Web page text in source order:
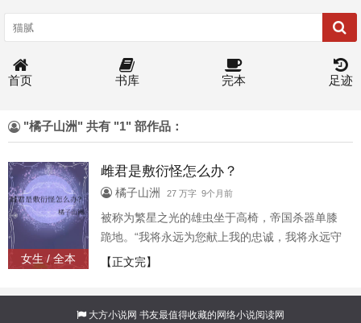
首页 书库 完本 足迹
"橘子山洲" 共有 "1" 部作品：
女生 / 全本
雌君是敷衍怪怎么办？
橘子山洲 27 万字 9个月前
被称为繁星之光的雄虫坐于高椅，帝国杀器单膝
跪地。“我将永远为您献上我的忠诚，我将永远守
护您，请您和我成婚吧。”听见这话的雄虫嗤笑了
“献上忠诚？那你的爱呢？”......恃才傲物型·黑发白
皮·小少爷雄虫 x 帝国杀器·白发黑皮·敷衍怪雌虫
【正文完】
大方小说网 书友最值得收藏的网络小说阅读网